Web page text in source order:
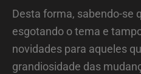
Desta forma, sabendo-se
esgotando o tema e
novidades para aqueles
grandiosidade das